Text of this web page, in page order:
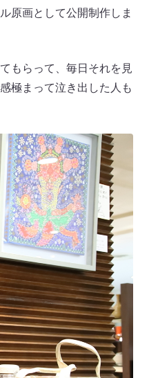
原画として公開制作しま
もらって、毎日それを見
極まって泣き出した人も